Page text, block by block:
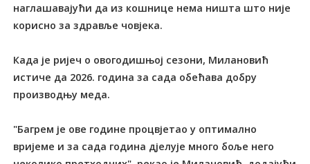
наглашавајући да из кошнице нема ништа што није
корисно за здравље човјека.
Када је ријеч о овогодишњој сезони, Милановић
истиче да 2026. година за сада обећава добру
производњу меда.
"Багрем је ове године процвјетао у оптимално
вријеме и за сада година дјелује много боље него